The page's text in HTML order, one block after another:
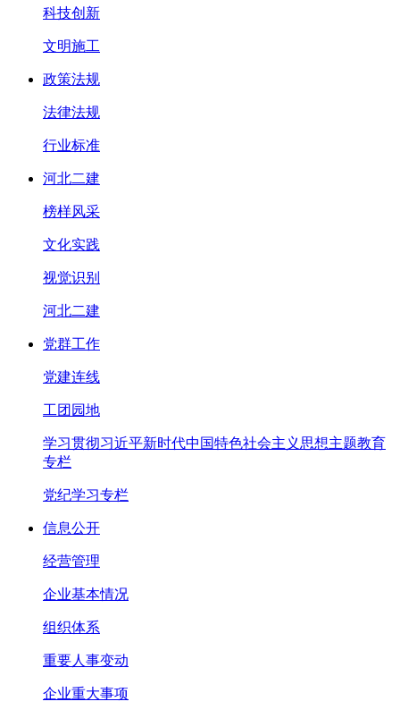
科技创新
文明施工
政策法规
法律法规
行业标准
河北二建
榜样风采
文化实践
视觉识别
河北二建
党群工作
党建连线
工团园地
学习贯彻习近平新时代中国特色社会主义思想主题教育
专栏
党纪学习专栏
信息公开
经营管理
企业基本情况
组织体系
重要人事变动
企业重大事项